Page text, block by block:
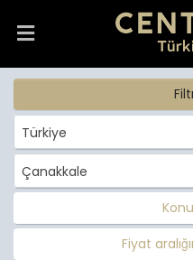
Türkiye
Çanakkale
Fiyat